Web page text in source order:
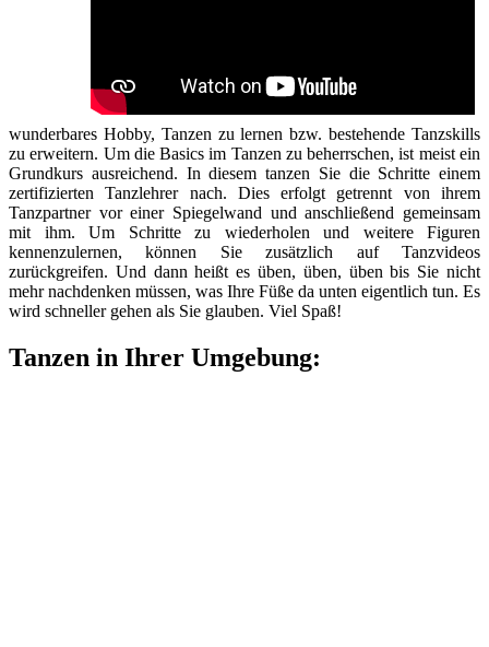
wunderbares Hobby, Tanzen zu lernen bzw. bestehende Tanzskills
zu erweitern. Um die Basics im Tanzen zu beherrschen, ist meist ein
Grundkurs ausreichend. In diesem tanzen Sie die Schritte einem
zertifizierten Tanzlehrer nach. Dies erfolgt getrennt von ihrem
Tanzpartner vor einer Spiegelwand und anschließend gemeinsam
mit ihm. Um Schritte zu wiederholen und weitere Figuren
kennenzulernen, können Sie zusätzlich auf Tanzvideos
zurückgreifen. Und dann heißt es üben, üben, üben bis Sie nicht
mehr nachdenken müssen, was Ihre Füße da unten eigentlich tun. Es
wird schneller gehen als Sie glauben. Viel Spaß!
Tanzen in Ihrer Umgebung: